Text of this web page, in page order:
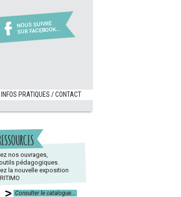
NOUS SUIVRE
SUR FACEBOOK...
INFOS PRATIQUES / CONTACT
nos ouvrages,
pédagogiques.
la nouvelle exposition
Consulter le catalogue...